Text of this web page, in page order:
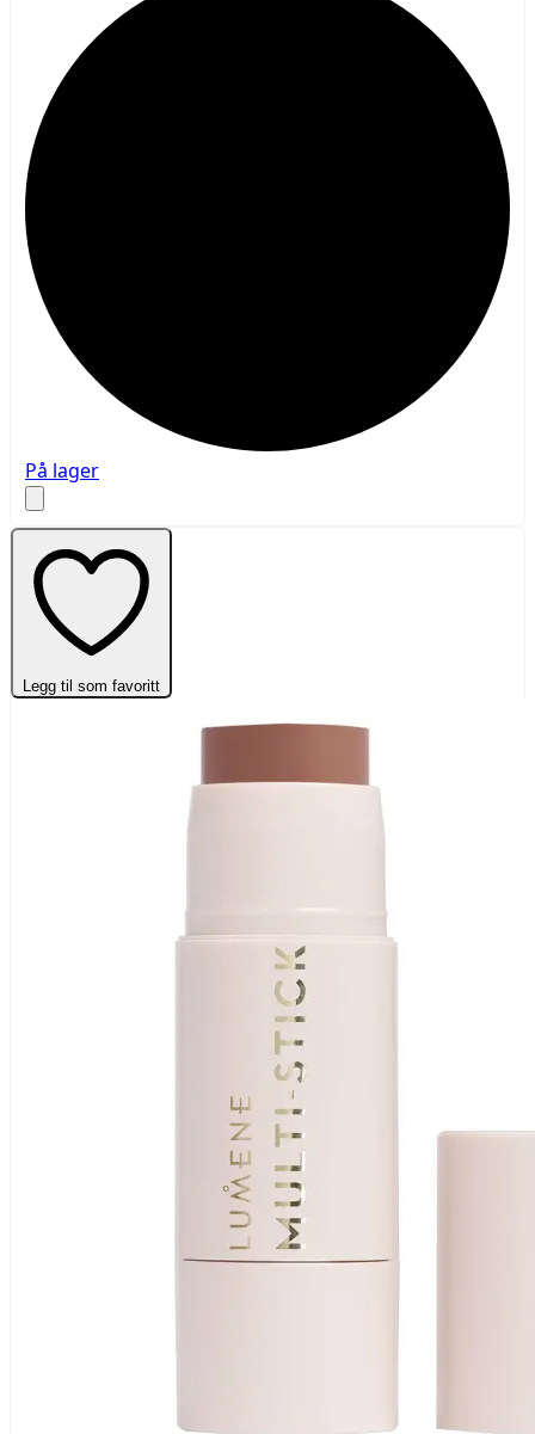
På lager
Legg til som favoritt